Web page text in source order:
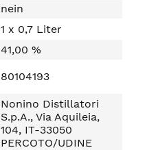
nein
1 x 0,7 Liter
41,00 %
80104193
Nonino Distillatori
S.p.A., Via Aquileia,
104, IT-33050
PERCOTO/UDINE